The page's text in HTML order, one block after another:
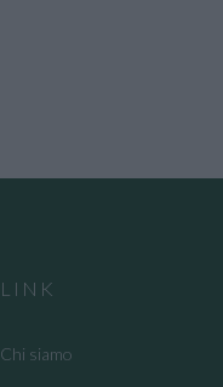
LINK
Chi siamo